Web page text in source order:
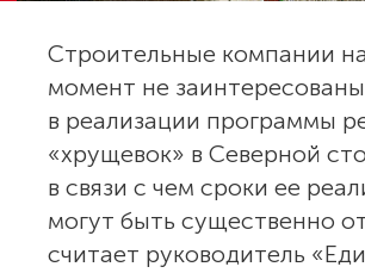
Строительные компании
момент не заинтересованы
в реализации программы
«хрущевок» в Северной
в связи с чем сроки ее
могут быть существенно
считает руководитель